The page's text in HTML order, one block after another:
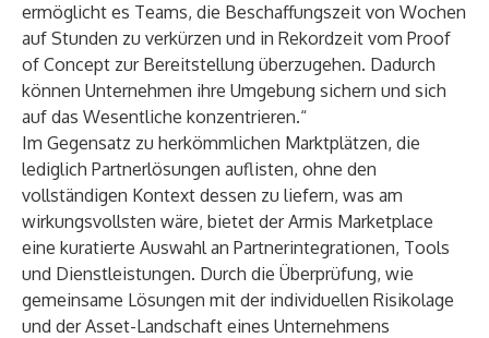
ermöglicht es Teams, die Beschaffungszeit von Wochen
auf Stunden zu verkürzen und in Rekordzeit vom Proof
of Concept zur Bereitstellung überzugehen. Dadurch
können Unternehmen ihre Umgebung sichern und sich
auf das Wesentliche konzentrieren.“
Im Gegensatz zu herkömmlichen Marktplätzen, die
lediglich Partnerlösungen auflisten, ohne den
vollständigen Kontext dessen zu liefern, was am
wirkungsvollsten wäre, bietet der Armis Marketplace
eine kuratierte Auswahl an Partnerintegrationen, Tools
und Dienstleistungen. Durch die Überprüfung, wie
gemeinsame Lösungen mit der individuellen Risikolage
und der Asset-Landschaft eines Unternehmens